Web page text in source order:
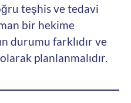
teşhis ve tedavi
bir hekime
durumu farklıdır ve
planlanmalıdır.